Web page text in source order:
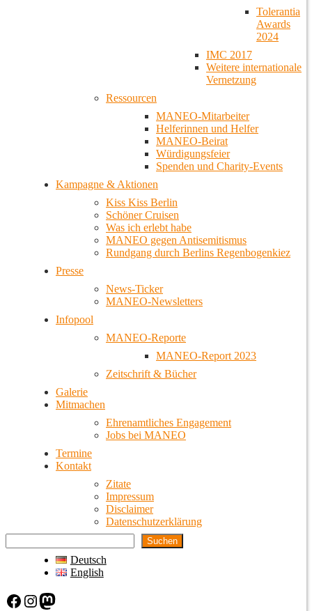
Tolerantia
Awards
2024
IMC 2017
Weitere internationale
Vernetzung
Ressourcen
MANEO-Mitarbeiter
Helferinnen und Helfer
MANEO-Beirat
Würdigungsfeier
Spenden und Charity-Events
Kampagne & Aktionen
Kiss Kiss Berlin
Schöner Cruisen
Was ich erlebt habe
MANEO gegen Antisemitismus
Rundgang durch Berlins Regenbogenkiez
Presse
News-Ticker
MANEO-Newsletters
Infopool
MANEO-Reporte
MANEO-Report 2023
Zeitschrift & Bücher
Galerie
Mitmachen
Ehrenamtliches Engagement
Jobs bei MANEO
Termine
Kontakt
Zitate
Impressum
Disclaimer
Datenschutzerklärung
Suchen
Deutsch
English
Facebook Instagram Mastodon